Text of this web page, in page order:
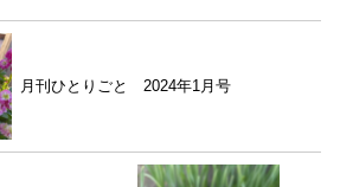
月刊ひとりごと 2024年1月号